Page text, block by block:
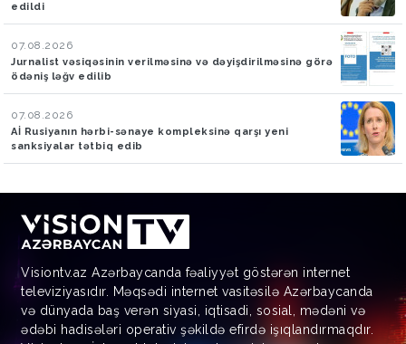
edildi
07.08.2026
Jurnalist vəsiqəsinin verilməsinə və dəyişdirilməsinə görə
ödəniş ləğv edilib
07.08.2026
Aİ Rusiyanın hərbi-sənaye kompleksinə qarşı yeni
sanksiyalar tətbiq edib
Visiontv.az Azərbaycanda fəaliyyət göstərən internet
televiziyasıdır. Məqsədi internet vasitəsilə Azərbaycanda
və dünyada baş verən siyasi, iqtisadi, sosial, mədəni və
ədəbi hadisələri operativ şəkildə efirdə işıqlandırmaqdır.